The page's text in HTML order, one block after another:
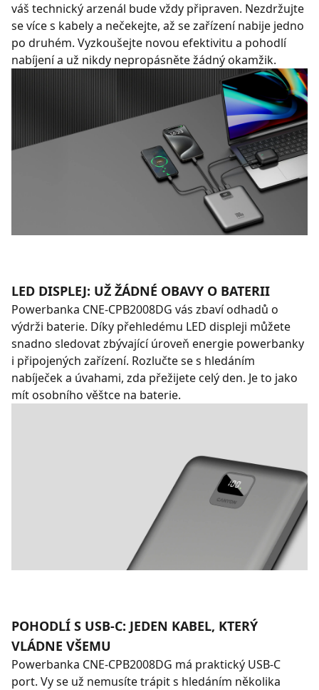
váš technický arzenál bude vždy připraven. Nezdržujte
se více s kabely a nečekejte, až se zařízení nabije jedno
po druhém. Vyzkoušejte novou efektivitu a pohodlí
nabíjení a už nikdy nepropásněte žádný okamžik.
LED DISPLEJ: UŽ ŽÁDNÉ OBAVY O BATERII
Powerbanka CNE-CPB2008DG vás zbaví odhadů o
výdrži baterie. Díky přehledému LED displeji můžete
snadno sledovat zbývající úroveň energie powerbanky
i připojených zařízení. Rozlučte se s hledáním
nabíječek a úvahami, zda přežijete celý den. Je to jako
mít osobního věštce na baterie.
POHODLÍ S USB-C: JEDEN KABEL, KTERÝ
VLÁDNE VŠEMU
Powerbanka CNE-CPB2008DG má praktický USB-C
port. Vy se už nemusíte trápit s hledáním několika